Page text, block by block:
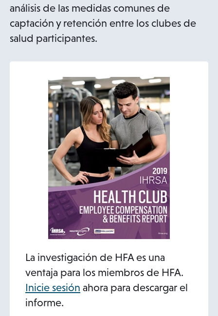
análisis de las medidas comunes de
captación y retención entre los clubes de
salud participantes.
La investigación de HFA es una
ventaja para los miembros de HFA.
Inicie sesión ahora para descargar el
informe.